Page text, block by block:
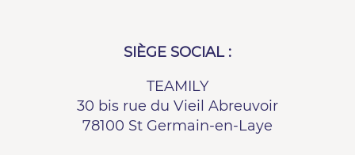
SIÈGE SOCIAL :
TEAMILY
30 bis rue du Vieil Abreuvoir
78100 St Germain-en-Laye